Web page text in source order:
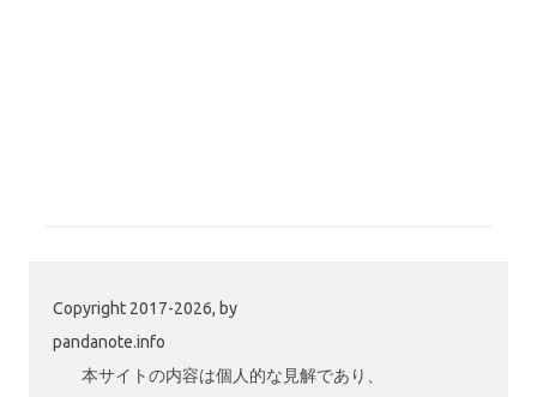
Copyright 2017-2026, by
pandanote.info
本サイトの内容は個人的な見解であり、